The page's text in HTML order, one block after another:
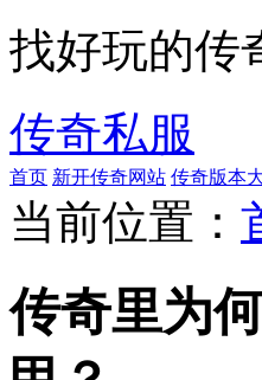
找好玩的传
传奇私服
首页 新开传奇网站 传奇版本
当前位置：
传奇里为